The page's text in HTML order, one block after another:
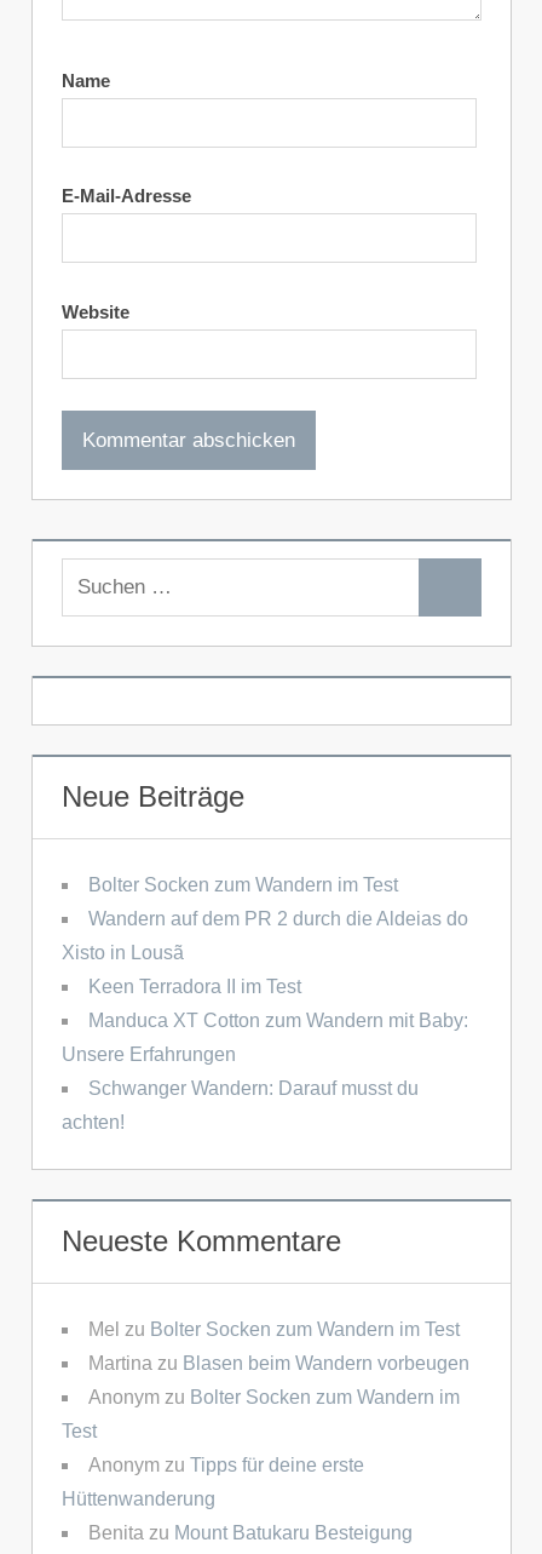
Name
E-Mail-Adresse
Website
Suchen
Neue Beiträge
Bolter Socken zum Wandern im Test
Wandern auf dem PR 2 durch die Aldeias do
Xisto in Lousã
Keen Terradora II im Test
Manduca XT Cotton zum Wandern mit Baby:
Unsere Erfahrungen
Schwanger Wandern: Darauf musst du
achten!
Neueste Kommentare
Mel zu Bolter Socken zum Wandern im Test
Martina zu Blasen beim Wandern vorbeugen
Anonymzu Bolter Socken zum Wandern im
Test
Anonymzu Tipps für deine erste
Hüttenwanderung
Benita zu Mount Batukaru Besteigung